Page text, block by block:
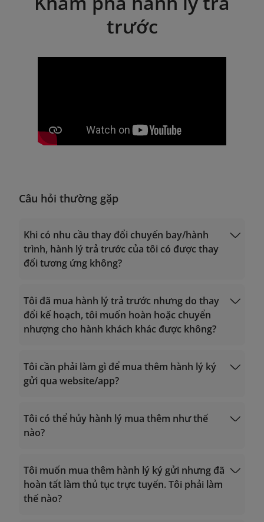
trước
Câu hỏi thường gặp
Khi có nhu cầu thay đổi chuyến bay/hành
trình, hành lý trả trước của tôi có được thay
đổi tương ứng không?
Tôi đã mua hành lý trả trước nhưng do thay
đổi kế hoạch, tôi muốn hoàn hoặc chuyển
nhượng cho hành khách khác được không?
Tôi cần phải làm gì để mua thêm hành lý ký
gửi qua website/app?
Tôi có thể hủy hành lý mua thêm như thế
nào?
Tôi muốn mua thêm hành lý ký gửi nhưng đã
hoàn tất làm thủ tục trực tuyến. Tôi phải làm
thế nào?